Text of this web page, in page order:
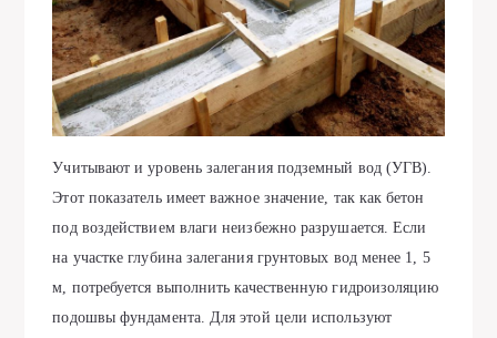
Учитывают и уровень залегания подземный вод (УГВ).
Этот показатель имеет важное значение, так как бетон
под воздействием влаги неизбежно разрушается. Если
на участке глубина залегания грунтовых вод менее 1, 5
м, потребуется выполнить качественную гидроизоляцию
подошвы фундамента. Для этой цели используют